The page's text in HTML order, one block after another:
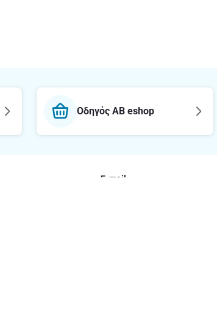
Οδηγός AB eshop
E-mail